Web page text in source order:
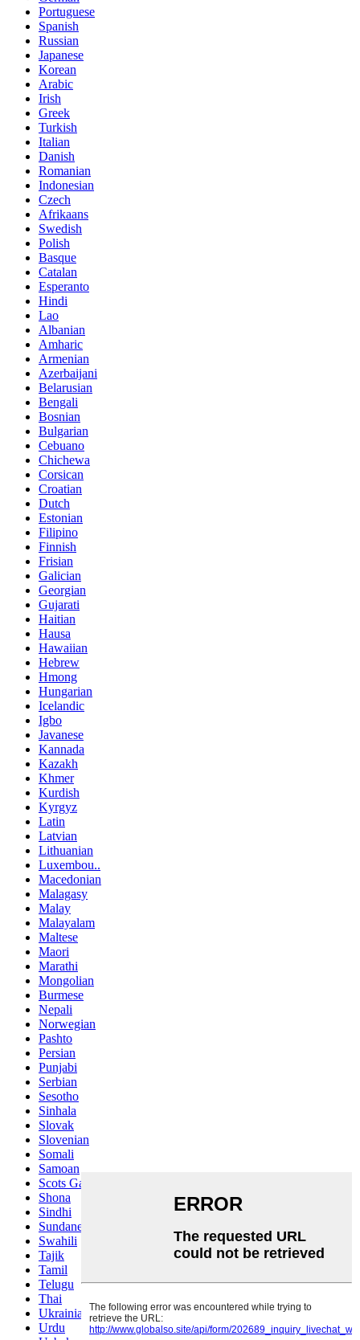
Portuguese
Spanish
Russian
Japanese
Korean
Arabic
Irish
Greek
Turkish
Italian
Danish
Romanian
Indonesian
Czech
Afrikaans
Swedish
Polish
Basque
Catalan
Esperanto
Hindi
Lao
Albanian
Amharic
Armenian
Azerbaijani
Belarusian
Bengali
Bosnian
Bulgarian
Cebuano
Chichewa
Corsican
Croatian
Dutch
Estonian
Filipino
Finnish
Frisian
Galician
Georgian
Gujarati
Haitian
Hausa
Hawaiian
Hebrew
Hmong
Hungarian
Icelandic
Igbo
Javanese
Kannada
Kazakh
Khmer
Kurdish
Kyrgyz
Latin
Latvian
Lithuanian
Luxembou..
Macedonian
Malagasy
Malay
Malayalam
Maltese
Maori
Marathi
Mongolian
Burmese
Nepali
Norwegian
Pashto
Persian
Punjabi
Serbian
Sesotho
Sinhala
Slovak
Slovenian
Somali
Samoan
Scots Gaelic
Shona
Sindhi
Sundanese
Swahili
Tajik
Tamil
Telugu
Thai
Ukrainian
Urdu